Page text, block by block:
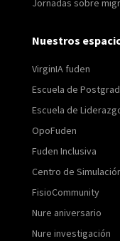
Jornadas sobre
Nuestros
VirginIA fuden
Escuela de
Escuela de
OpoFuden
Fuden Inclusiva
Centro de
FisioCommunity
Nure aniversario
Nure investigación